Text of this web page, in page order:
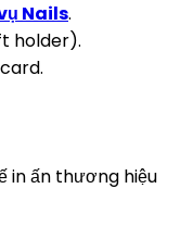
Nails.
holder).
in ấn thương hiệu